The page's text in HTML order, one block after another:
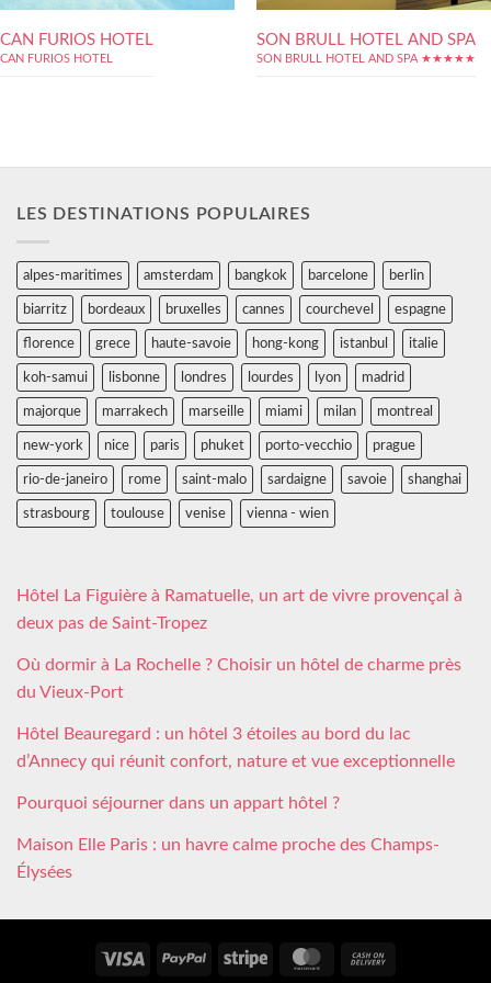
CAN FURIOS HOTEL
CAN FURIOS HOTEL
SON BRULL HOTEL AND SPA
SON BRULL HOTEL AND SPA ★★★★★
LES DESTINATIONS POPULAIRES
alpes-maritimes amsterdam bangkok barcelone berlin
biarritz bordeaux bruxelles cannes courchevel espagne
florence grece haute-savoie hong-kong istanbul italie
koh-samui lisbonne londres lourdes lyon madrid
majorque marrakech marseille miami milan montreal
new-york nice paris phuket porto-vecchio prague
rio-de-janeiro rome saint-malo sardaigne savoie shanghai
strasbourg toulouse venise vienna - wien
Hôtel La Figuière à Ramatuelle, un art de vivre provençal à
deux pas de Saint-Tropez
Où dormir à La Rochelle ? Choisir un hôtel de charme près
du Vieux-Port
Hôtel Beauregard : un hôtel 3 étoiles au bord du lac
d’Annecy qui réunit confort, nature et vue exceptionnelle
Pourquoi séjourner dans un appart hôtel ?
Maison Elle Paris : un havre calme proche des Champs-
Élysées
Visa PayPal Stripe MasterCard